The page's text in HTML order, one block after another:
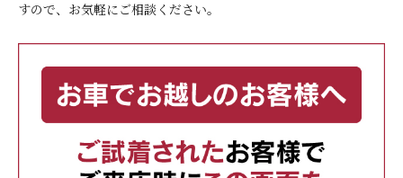
すので、お気軽にご相談ください。